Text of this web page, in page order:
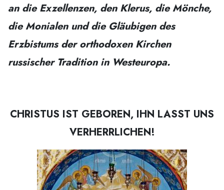
an die Exzellenzen, den Klerus, die Mönche,
die Monialen und die Gläubigen des
Erzbistums der orthodoxen Kirchen
russischer Tradition in Westeuropa.
CHRISTUS IST GEBOREN, IHN LASST UNS
VERHERRLICHEN!